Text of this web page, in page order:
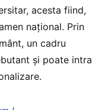
acesta fiind,
național. Prin
un cadru
și poate intra